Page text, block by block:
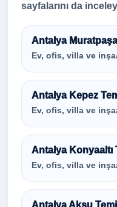
sayfalarını da
Antalya
Ev, ofis, villa ve
Antalya Kepez
Ev, ofis, villa ve
Antalya Konyaaltı
Ev, ofis, villa ve
Antalya Aksu